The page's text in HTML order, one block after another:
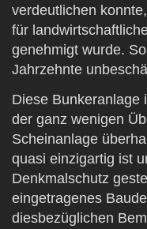
verdeutlichen
für
genehmigt wurde.
Jahrzehnte
Diese Bunkeranlage
der ganz wenigen
Scheinanlage
quasi einzigartig ist
Denkmalschutz
eingetragenes
diesbezüglichen